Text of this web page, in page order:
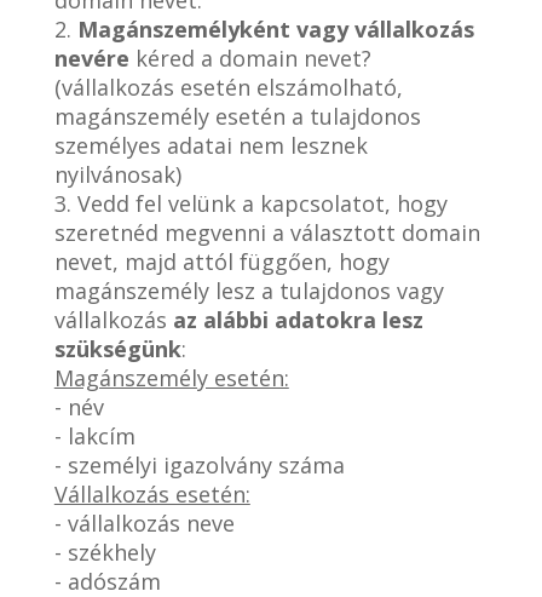
2. Magánszemélyként vagy vállalkozás
nevére kéred a domain nevet?
(vállalkozás esetén elszámolható,
magánszemély esetén a tulajdonos
személyes adatai nem lesznek
nyilvánosak)
3. Vedd fel velünk a kapcsolatot, hogy
szeretnéd megvenni a választott domain
nevet, majd attól függően, hogy
magánszemély lesz a tulajdonos vagy
vállalkozás az alábbi adatokra lesz
szükségünk:
Magánszemély esetén:
- név
- lakcím
- személyi igazolvány száma
Vállalkozás esetén:
- vállalkozás neve
- székhely
- adószám